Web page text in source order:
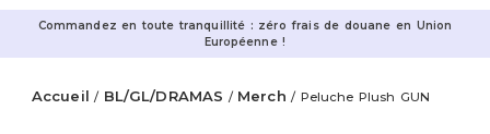
Commandez en toute tranquillité : zéro frais de douane en Union
Européenne !
Accueil / BL/GL/DRAMAS / Merch / Peluche Plush GUN